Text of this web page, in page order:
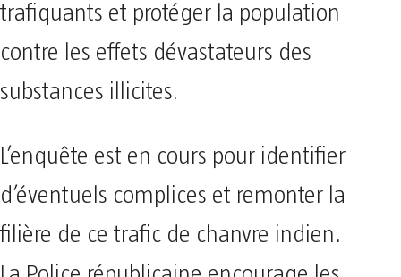
trafiquants et protéger la population
contre les effets dévastateurs des
substances illicites.
L’enquête est en cours pour identifier
d’éventuels complices et remonter la
filière de ce trafic de chanvre indien.